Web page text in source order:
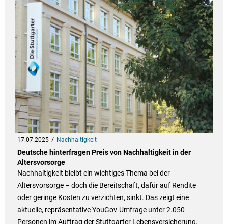
17.07.2025 Nachhaltigkeit
Deutsche hinterfragen Preis von Nachhaltigkeit in der
Altersvorsorge
Nachhaltigkeit bleibt ein wichtiges Thema bei der
Altersvorsorge – doch die Bereitschaft, dafür auf Rendite
oder geringe Kosten zu verzichten, sinkt. Das zeigt eine
aktuelle, repräsentative YouGov-Umfrage unter 2.050
Personen im Auftrag der Stuttgarter Lebensversicherung.